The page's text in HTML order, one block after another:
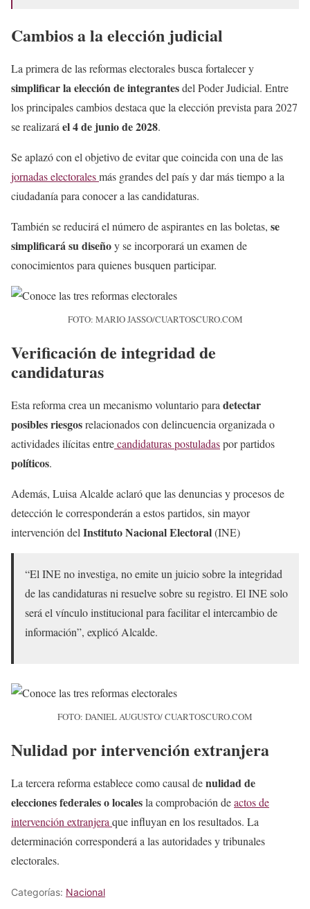
Cambios a la elección judicial
La primera de las reformas electorales busca fortalecer y
simplificar la elección de integrantesdel Poder Judicial. Entre
los principales cambios destaca que la elección prevista para 2027
se realizará el 4 de junio de 2028.
Se aplazó con el objetivo de evitar que coincida con una de las
jornadas electoralesmás grandes del país y dar más tiempo a la
ciudadanía para conocer a las candidaturas.
También se reducirá el número de aspirantes en las boletas, se
simplificará su diseñoy se incorporará un examen de
conocimientos para quienes busquen participar.
FOTO: MARIO JASSO/CUARTOSCURO.COM
Verificación de integridad de
candidaturas
Esta reforma crea un mecanismo voluntario para detectar
posibles riesgosrelacionados con delincuencia organizada o
actividades ilícitas entrecandidaturas postuladaspor partidos
políticos.
Además, Luisa Alcalde aclaró que las denuncias y procesos de
detección le corresponderán a estos partidos, sin mayor
intervención del Instituto Nacional Electoral(INE)
“El INE no investiga, no emite un juicio sobre la integridad
de las candidaturas ni resuelve sobre su registro. El INE solo
será el vínculo institucional para facilitar el intercambio de
información”, explicó Alcalde.
FOTO: DANIEL AUGUSTO/ CUARTOSCURO.COM
Nulidad por intervención extranjera
La tercera reforma establece como causal denulidad de
elecciones federales o localesla comprobación deactos de
intervención extranjeraque influyan en los resultados. La
determinación corresponderá a las autoridades y tribunales
electorales.
Categorías: Nacional